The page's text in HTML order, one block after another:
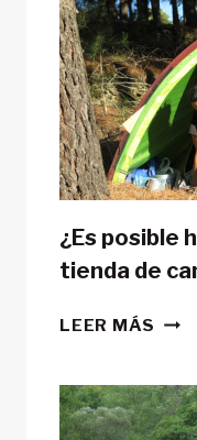
¿Es posible
tienda de
LEER MÁS ¿ES
LA